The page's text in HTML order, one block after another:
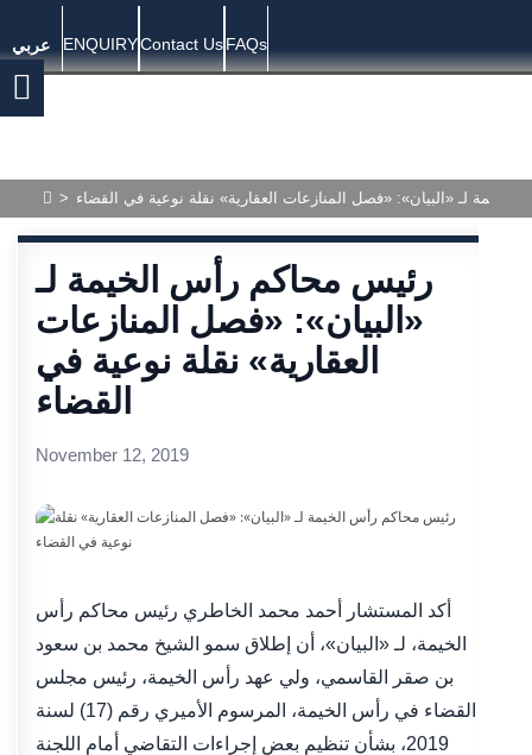
عربي ENQUIRYContact UsFAQs
> لـ «البيان»: «فصل المنازعات العقارية» نقلة نوعية في القضاء
رئيس محاكم رأس الخيمة لـ
«البيان»: «فصل المنازعات
العقارية» نقلة نوعية في
القضاء
November 12, 2019
أكد المستشار أحمد محمد الخاطري رئيس محاكم رأس
الخيمة، لـ «البيان»، أن إطلاق سمو الشيخ محمد بن سعود
بن صقر القاسمي، ولي عهد رأس الخيمة، رئيس مجلس
القضاء في رأس الخيمة، المرسوم الأميري رقم (17) لسنة
2019، بشأن تنظيم بعض إجراءات التقاضي أمام اللجنة